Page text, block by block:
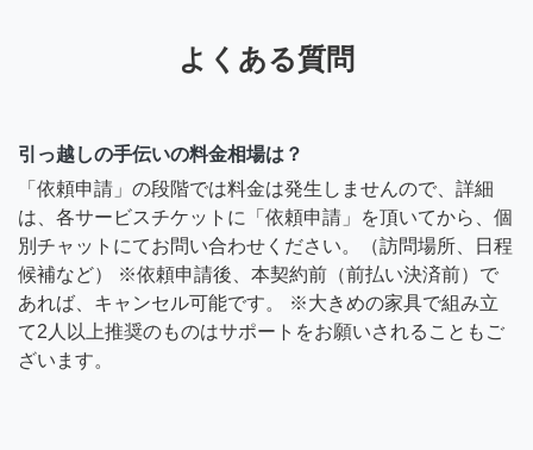
よくある質問
引っ越しの手伝いの料金相場は？
「依頼申請」の段階では料金は発生しませんので、詳細
は、各サービスチケットに「依頼申請」を頂いてから、個
別チャットにてお問い合わせください。（訪問場所、日程
候補など） ※依頼申請後、本契約前（前払い決済前）で
あれば、キャンセル可能です。 ※大きめの家具で組み立
て2人以上推奨のものはサポートをお願いされることもご
ざいます。